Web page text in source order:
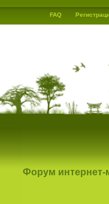
FAQ
Форум интернет-